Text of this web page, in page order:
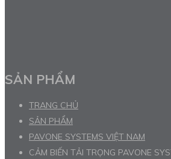
SẢN PHẨM
TRANG CHỦ
SẢN PHẨM
PAVONE SYSTEMS VIỆT NAM
CẢM BIẾN TẢI TRỌNG PAVONE